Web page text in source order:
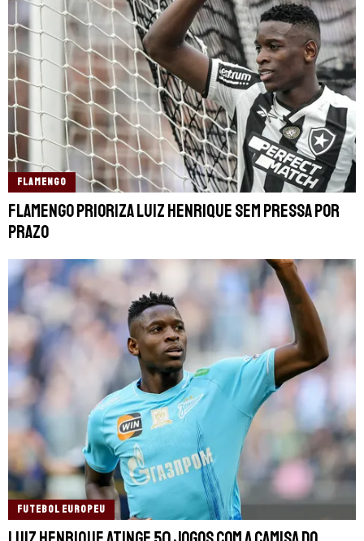
FLAMENGO
Flamengo prioriza Luiz Henrique sem pressa por
prazo
FUTEBOL EUROPEU